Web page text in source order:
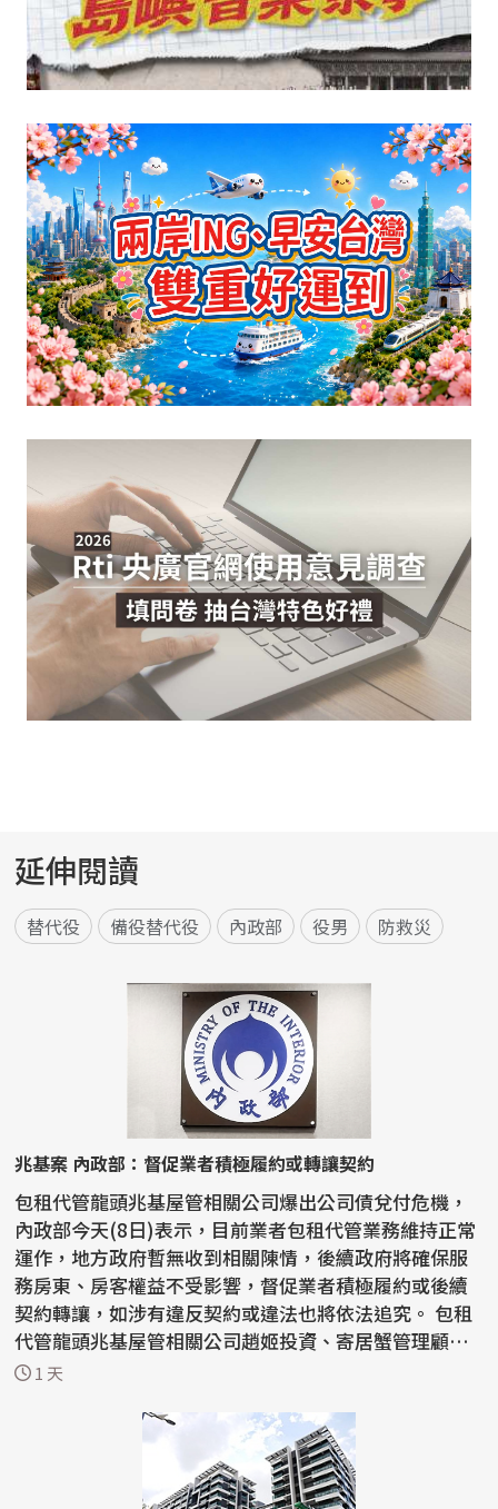
延伸閱讀
替代役 備役替代役 內政部 役男 防救災
兆基案 內政部：督促業者積極履約或轉讓契約
包租代管龍頭兆基屋管相關公司爆出公司債兌付危機，
內政部今天(8日)表示，目前業者包租代管業務維持正常
運作，地方政府暫無收到相關陳情，後續政府將確保服
務房東、房客權益不受影響，督促業者積極履約或後續
契約轉讓，如涉有違反契約或違法也將依法追究。 包租
代管龍頭兆基屋管相關公司趙姬投資、寄居蟹管理顧問
爆出...
1 天